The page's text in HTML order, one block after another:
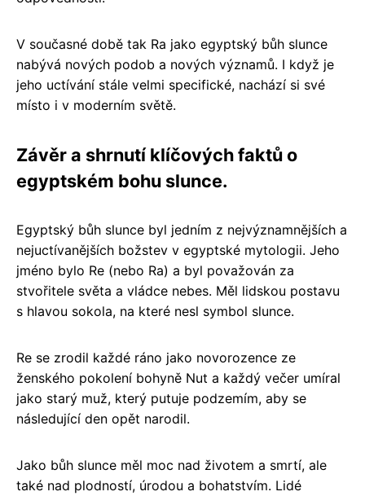
V současné době tak Ra jako egyptský bůh slunce
nabývá nových podob a nových významů. I když je
jeho uctívání stále velmi specifické, nachází si své
místo i v moderním světě.
Závěr a shrnutí klíčových faktů o
egyptském bohu slunce.
Egyptský bůh slunce byl jedním z nejvýznamnějších a
nejuctívanějších božstev v egyptské mytologii. Jeho
jméno bylo Re (nebo Ra) a byl považován za
stvořitele světa a vládce nebes. Měl lidskou postavu
s hlavou sokola, na které nesl symbol slunce.
Re se zrodil každé ráno jako novorozence ze
ženského pokolení bohyně Nut a každý večer umíral
jako starý muž, který putuje podzemím, aby se
následující den opět narodil.
Jako bůh slunce měl moc nad životem a smrtí, ale
také nad plodností, úrodou a bohatstvím. Lidé